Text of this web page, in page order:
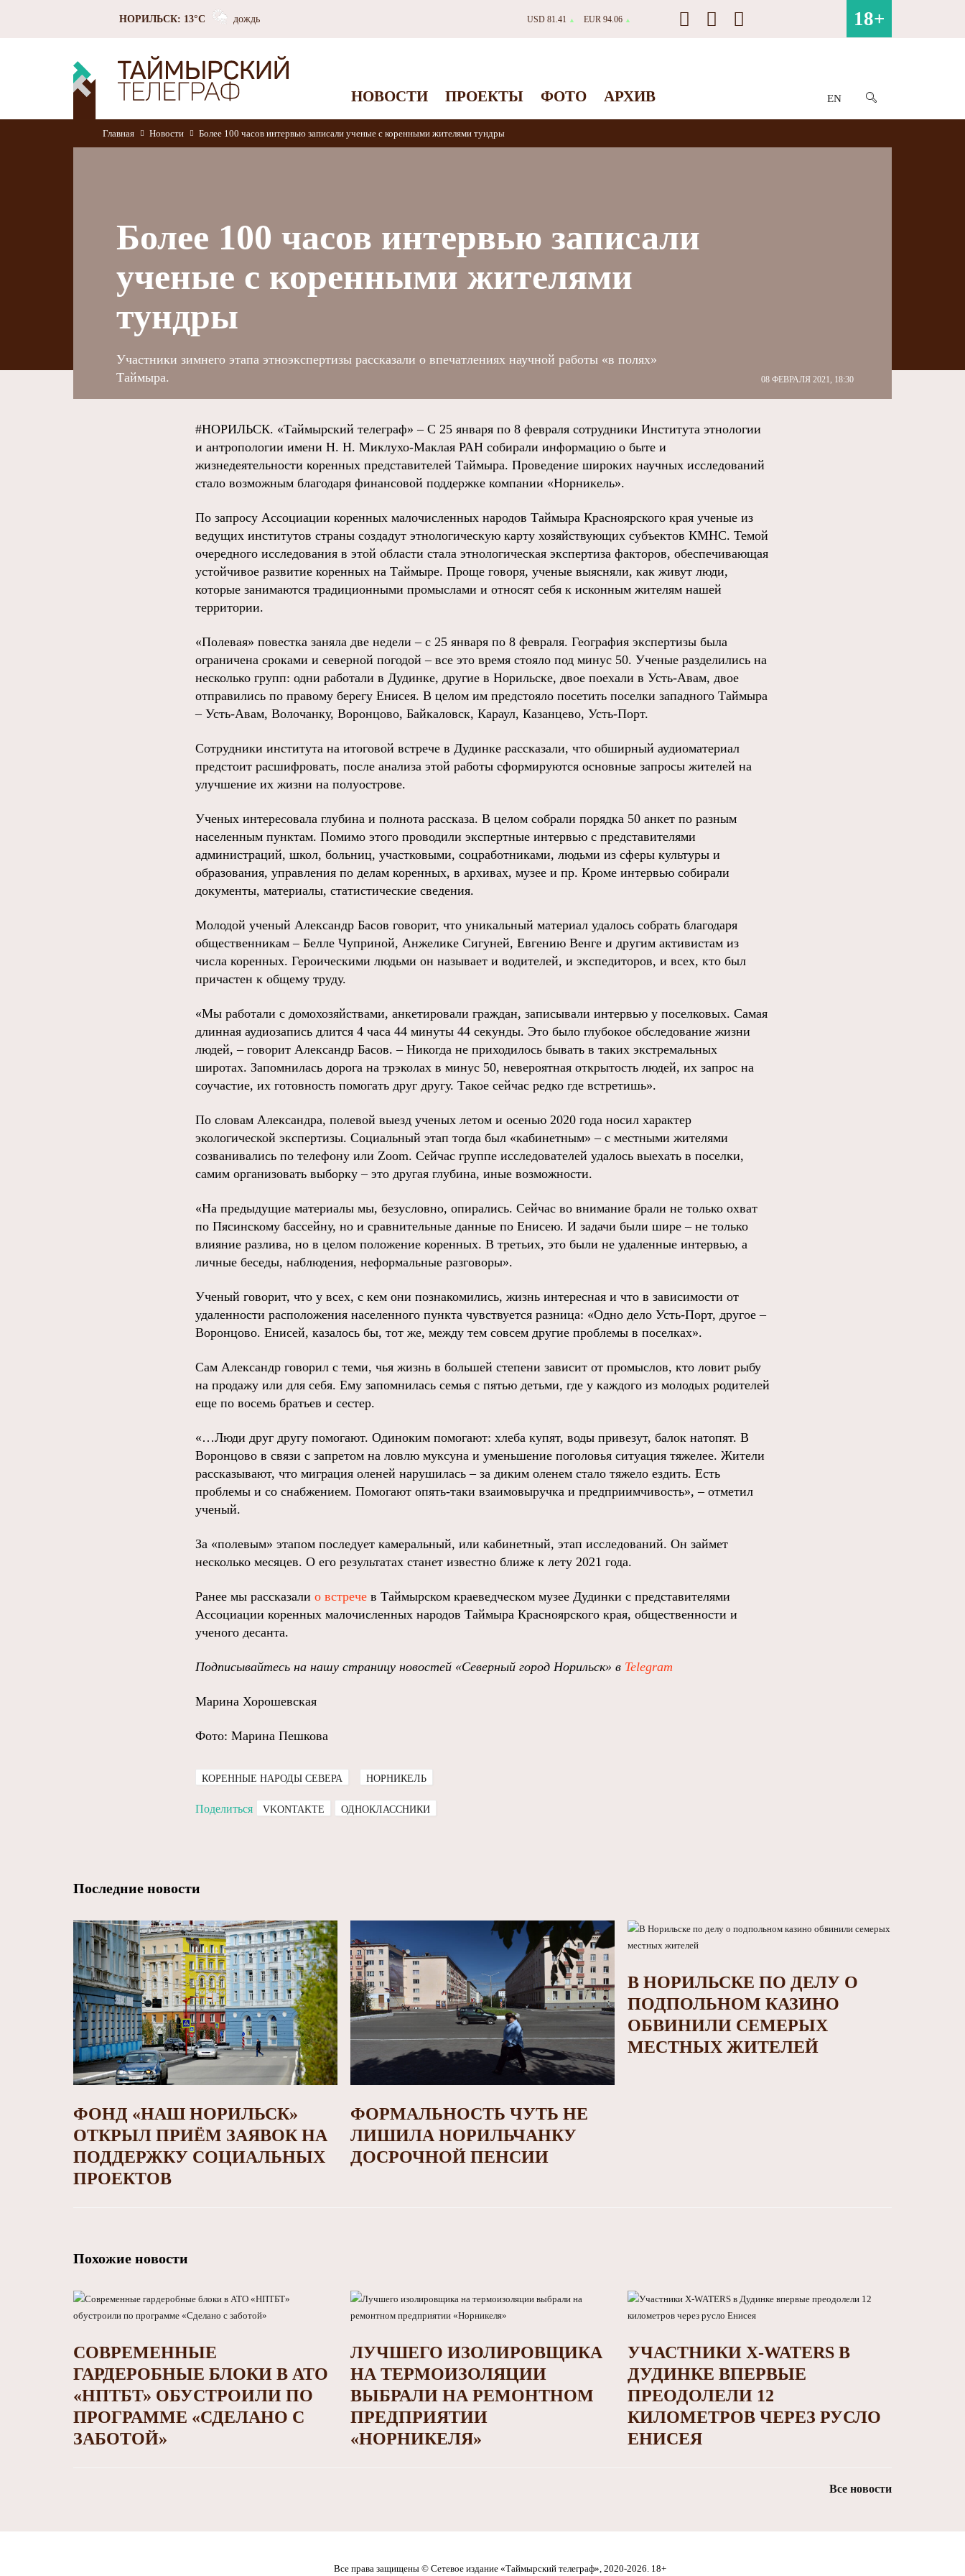
НОРИЛЬСК: 13°C дождь USD 81.41 ▲ EUR 94.06 ▲ 18+
НОВОСТИ ПРОЕКТЫ ФОТО АРХИВ EN
Главная Новости Более 100 часов интервью записали ученые с коренными жителями тундры
Более 100 часов интервью записали
ученые с коренными жителями
тундры
08 ФЕВРАЛЯ 2021, 18:30
Участники зимнего этапа этноэкспертизы рассказали о впечатлениях научной работы «в полях»
Таймыра.
#НОРИЛЬСК. «Таймырский телеграф» – С 25 января по 8 февраля сотрудники Института этнологии
и антропологии имени Н. Н. Миклухо-Маклая РАН собирали информацию о быте и
жизнедеятельности коренных представителей Таймыра. Проведение широких научных исследований
стало возможным благодаря финансовой поддержке компании «Норникель».
По запросу Ассоциации коренных малочисленных народов Таймыра Красноярского края ученые из
ведущих институтов страны создадут этнологическую карту хозяйствующих субъектов КМНС. Темой
очередного исследования в этой области стала этнологическая экспертиза факторов, обеспечивающая
устойчивое развитие коренных на Таймыре. Проще говоря, ученые выясняли, как живут люди,
которые занимаются традиционными промыслами и относят себя к исконным жителям нашей
территории.
«Полевая» повестка заняла две недели – с 25 января по 8 февраля. География экспертизы была
ограничена сроками и северной погодой – все это время стояло под минус 50. Ученые разделились на
несколько групп: одни работали в Дудинке, другие в Норильске, двое поехали в Усть-Авам, двое
отправились по правому берегу Енисея. В целом им предстояло посетить поселки западного Таймыра
– Усть-Авам, Волочанку, Воронцово, Байкаловск, Караул, Казанцево, Усть-Порт.
Сотрудники института на итоговой встрече в Дудинке рассказали, что обширный аудиоматериал
предстоит расшифровать, после анализа этой работы сформируются основные запросы жителей на
улучшение их жизни на полуострове.
Ученых интересовала глубина и полнота рассказа. В целом собрали порядка 50 анкет по разным
населенным пунктам. Помимо этого проводили экспертные интервью с представителями
администраций, школ, больниц, участковыми, соцработниками, людьми из сферы культуры и
образования, управления по делам коренных, в архивах, музее и пр. Кроме интервью собирали
документы, материалы, статистические сведения.
Молодой ученый Александр Басов говорит, что уникальный материал удалось собрать благодаря
общественникам – Белле Чуприной, Анжелике Сигуней, Евгению Венге и другим активистам из
числа коренных. Героическими людьми он называет и водителей, и экспедиторов, и всех, кто был
причастен к общему труду.
«Мы работали с домохозяйствами, анкетировали граждан, записывали интервью у поселковых. Самая
длинная аудиозапись длится 4 часа 44 минуты 44 секунды. Это было глубокое обследование жизни
людей, – говорит Александр Басов. – Никогда не приходилось бывать в таких экстремальных
широтах. Запомнилась дорога на трэколах в минус 50, невероятная открытость людей, их запрос на
соучастие, их готовность помогать друг другу. Такое сейчас редко где встретишь».
По словам Александра, полевой выезд ученых летом и осенью 2020 года носил характер
экологической экспертизы. Социальный этап тогда был «кабинетным» – с местными жителями
созванивались по телефону или Zoom. Сейчас группе исследователей удалось выехать в поселки,
самим организовать выборку – это другая глубина, иные возможности.
«На предыдущие материалы мы, безусловно, опирались. Сейчас во внимание брали не только охват
по Пясинскому бассейну, но и сравнительные данные по Енисею. И задачи были шире – не только
влияние разлива, но в целом положение коренных. В третьих, это были не удаленные интервью, а
личные беседы, наблюдения, неформальные разговоры».
Ученый говорит, что у всех, с кем они познакомились, жизнь интересная и что в зависимости от
удаленности расположения населенного пункта чувствуется разница: «Одно дело Усть-Порт, другое –
Воронцово. Енисей, казалось бы, тот же, между тем совсем другие проблемы в поселках».
Сам Александр говорил с теми, чья жизнь в большей степени зависит от промыслов, кто ловит рыбу
на продажу или для себя. Ему запомнилась семья с пятью детьми, где у каждого из молодых родителей
еще по восемь братьев и сестер.
«…Люди друг другу помогают. Одиноким помогают: хлеба купят, воды привезут, балок натопят. В
Воронцово в связи с запретом на ловлю муксуна и уменьшение поголовья ситуация тяжелее. Жители
рассказывают, что миграция оленей нарушилась – за диким оленем стало тяжело ездить. Есть
проблемы и со снабжением. Помогают опять-таки взаимовыручка и предприимчивость», – отметил
ученый.
За «полевым» этапом последует камеральный, или кабинетный, этап исследований. Он займет
несколько месяцев. О его результатах станет известно ближе к лету 2021 года.
Ранее мы рассказали о встрече в Таймырском краеведческом музее Дудинки с представителями
Ассоциации коренных малочисленных народов Таймыра Красноярского края, общественности и
ученого десанта.
Подписывайтесь на нашу страницу новостей «Северный город Норильск» в Telegram
Марина Хорошевская
Фото: Марина Пешкова
КОРЕННЫЕ НАРОДЫ СЕВЕРА НОРНИКЕЛЬ
Поделиться VKONTAKTE ОДНОКЛАССНИКИ
Последние новости
ФОНД «НАШ НОРИЛЬСК»
ОТКРЫЛ ПРИЁМ ЗАЯВОК НА
ПОДДЕРЖКУ СОЦИАЛЬНЫХ
ПРОЕКТОВ
ФОРМАЛЬНОСТЬ ЧУТЬ НЕ
ЛИШИЛА НОРИЛЬЧАНКУ
ДОСРОЧНОЙ ПЕНСИИ
В НОРИЛЬСКЕ ПО ДЕЛУ О
ПОДПОЛЬНОМ КАЗИНО
ОБВИНИЛИ СЕМЕРЫХ
МЕСТНЫХ ЖИТЕЛЕЙ
Похожие новости
СОВРЕМЕННЫЕ
ГАРДЕРОБНЫЕ БЛОКИ В АТО
«НПТБТ» ОБУСТРОИЛИ ПО
ПРОГРАММЕ «СДЕЛАНО С
ЗАБОТОЙ»
ЛУЧШЕГО ИЗОЛИРОВЩИКА
НА ТЕРМОИЗОЛЯЦИИ
ВЫБРАЛИ НА РЕМОНТНОМ
ПРЕДПРИЯТИИ
«НОРНИКЕЛЯ»
УЧАСТНИКИ X-WATERS В
ДУДИНКЕ ВПЕРВЫЕ
ПРЕОДОЛЕЛИ 12
КИЛОМЕТРОВ ЧЕРЕЗ РУСЛО
ЕНИСЕЯ
Все новости
Все права защищены © Сетевое издание «Таймырский телеграф», 2020-2026. 18+